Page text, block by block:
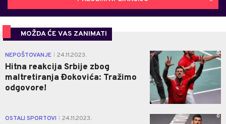
MOŽDA ĆE VAS ZANIMATI
NEPOŠTOVANJE 24.11.2023.
Hitna reakcija Srbije zbog
maltretiranja Đokovića: Tražimo
odgovore!
0
OSTALI SPORTOVI 24.11.2023. 0